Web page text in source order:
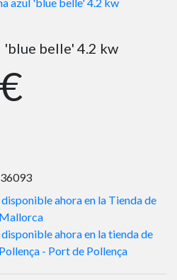
'blue belle' 4.2 kw
ahora en la Tienda de
ahora en la tienda de
- Port de Pollença